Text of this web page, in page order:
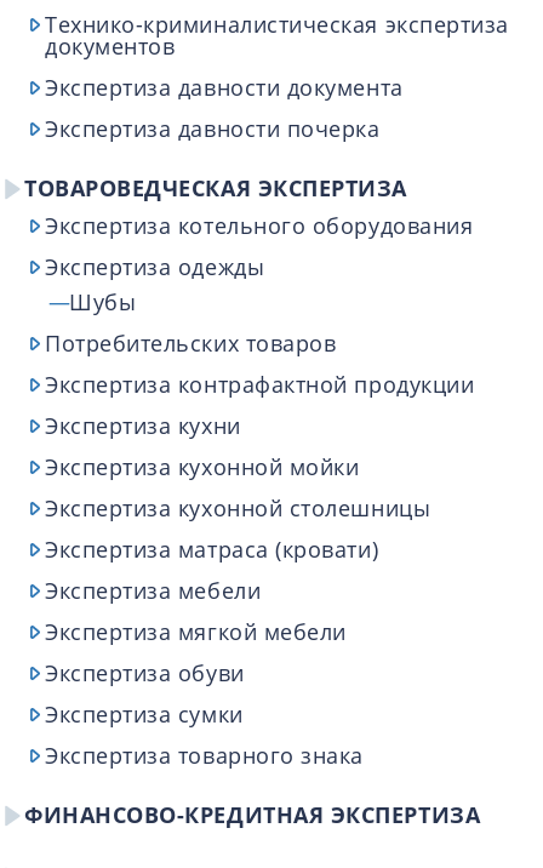
Технико-криминалистическая экспертиза
документов
Экспертиза давности документа
Экспертиза давности почерка
ТОВАРОВЕДЧЕСКАЯ ЭКСПЕРТИЗА
Экспертиза котельного оборудования
Экспертиза одежды
Шубы
Потребительских товаров
Экспертиза контрафактной продукции
Экспертиза кухни
Экспертиза кухонной мойки
Экспертиза кухонной столешницы
Экспертиза матраса (кровати)
Экспертиза мебели
Экспертиза мягкой мебели
Экспертиза обуви
Экспертиза сумки
Экспертиза товарного знака
ФИНАНСОВО-КРЕДИТНАЯ ЭКСПЕРТИЗА